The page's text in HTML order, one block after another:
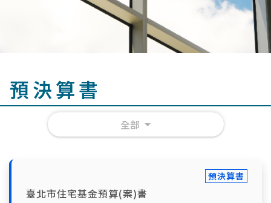
預決算書
全部
預決算書
臺北市住宅基金預算(案)書